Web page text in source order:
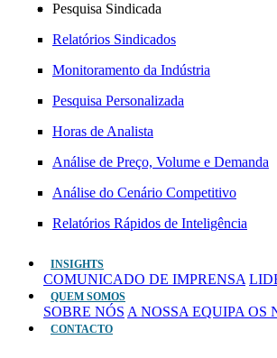
Pesquisa Sindicada
Relatórios Sindicados
Monitoramento da Indústria
Pesquisa Personalizada
Horas de Analista
Análise de Preço, Volume e Demanda
Análise do Cenário Competitivo
Relatórios Rápidos de Inteligência
INSIGHTS
COMUNICADO DE IMPRENSA
QUEM SOMOS
SOBRE NÓS A NOSSA EQUIPA OS
CONTACTO